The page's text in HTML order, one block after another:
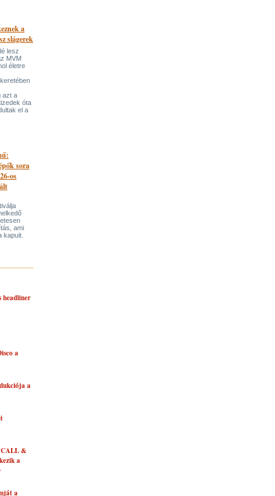
a
slágerek
lesz
MVM
életre
azt a
óta
el a
sora
os
ami
kapuit.
headliner
a
a
CALL &
a
a